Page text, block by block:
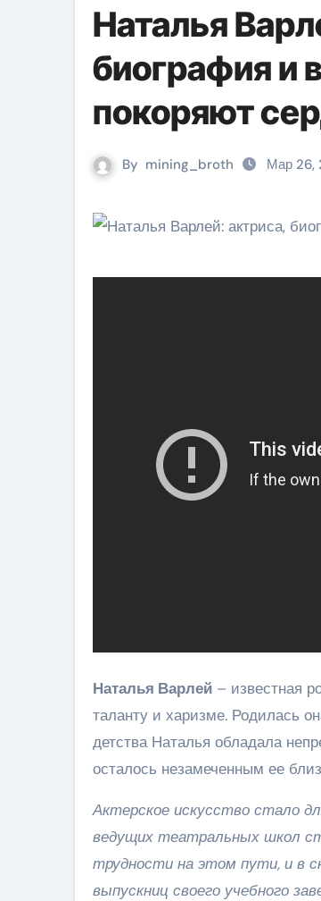
Наталья
биография и
покоряют
By mining_broth Мар 26,
Наталья Варлей – известная
таланту и харизме. Родилась
детства Наталья обладала
осталось незамеченным ее
Актерское искусство стало
ведущих театральных школ
трудности на этом пути, и в
выпускниц своего учебного